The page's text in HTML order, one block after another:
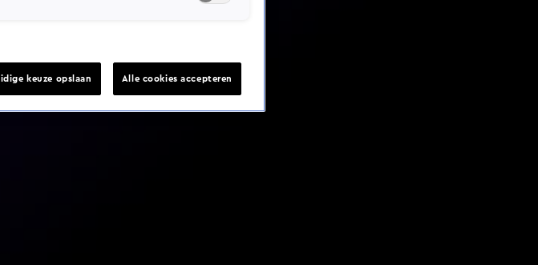
keuze opslaan Alle cookies accepteren